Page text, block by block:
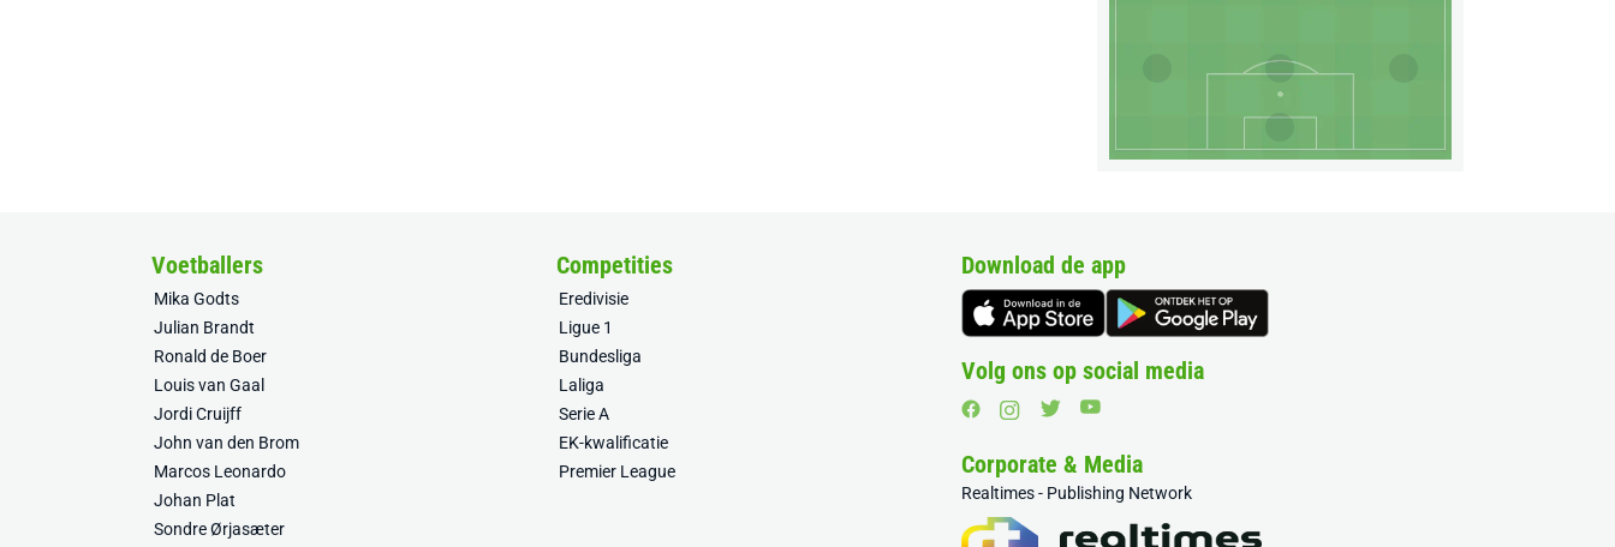
Voetballers
Mika Godts
Julian Brandt
Ronald de Boer
Louis van Gaal
Jordi Cruijff
John van den Brom
Marcos Leonardo
Johan Plat
Sondre Ørjasæter
Competities
Eredivisie
Ligue 1
Bundesliga
Laliga
Serie A
EK-kwalificatie
Premier League
Download de app
Volg ons op social media
Corporate & Media
Realtimes - Publishing Network